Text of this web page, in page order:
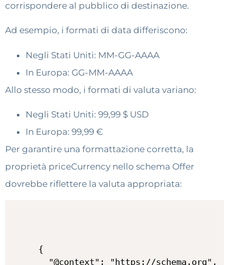
corrispondere al pubblico di destinazione.
Ad esempio, i formati di data differiscono:
Negli Stati Uniti: MM-GG-AAAA
In Europa: GG-MM-AAAA
Allo stesso modo, i formati di valuta variano:
Negli Stati Uniti: 99,99 $ USD
In Europa: 99,99 €
Per garantire una formattazione corretta, la
proprietà priceCurrency nello schema Offer
dovrebbe riflettere la valuta appropriata:
{
  "@context": "https://schema.org",